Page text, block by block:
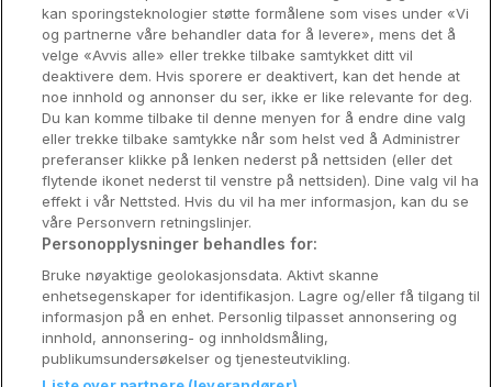
Utforsk Norden
Om Coop HotellKupp
Konkurranse
Koselig avbrekk
Velvære i var
Premiumhotell
Venninnetur
kan sporingsteknologier støtte formålene som vises under «Vi
og partnerne våre behandler data for å levere», mens det å
velge «Avvis alle» eller trekke tilbake samtykket ditt vil
deaktivere dem. Hvis sporere er deaktivert, kan det hende at
noe innhold og annonser du ser, ikke er like relevante for deg.
Du kan komme tilbake til denne menyen for å endre dine valg
eller trekke tilbake samtykke når som helst ved å Administrer
preferanser klikke på lenken nederst på nettsiden (eller det
flytende ikonet nederst til venstre på nettsiden). Dine valg vil ha
effekt i vår Nettsted. Hvis du vil ha mer informasjon, kan du se
våre Personvern retningslinjer.
Personopplysninger behandles for:
Bruke nøyaktige geolokasjonsdata. Aktivt skanne
enhetsegenskaper for identifikasjon. Lagre og/eller få tilgang til
informasjon på en enhet. Personlig tilpasset annonsering og
innhold, annonsering- og innholdsmåling,
publikumsundersøkelser og tjenesteutvikling.